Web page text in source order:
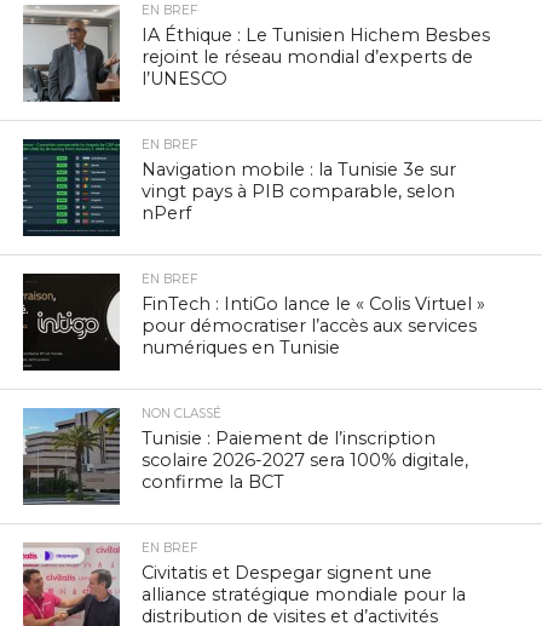
EN BREF
IA Éthique : Le Tunisien Hichem Besbes
rejoint le réseau mondial d’experts de
l’UNESCO
EN BREF
Navigation mobile : la Tunisie 3e sur
vingt pays à PIB comparable, selon
nPerf
EN BREF
FinTech : IntiGo lance le « Colis Virtuel »
pour démocratiser l’accès aux services
numériques en Tunisie
NON CLASSÉ
Tunisie : Paiement de l’inscription
scolaire 2026-2027 sera 100% digitale,
confirme la BCT
EN BREF
Civitatis et Despegar signent une
alliance stratégique mondiale pour la
distribution de visites et d’activités